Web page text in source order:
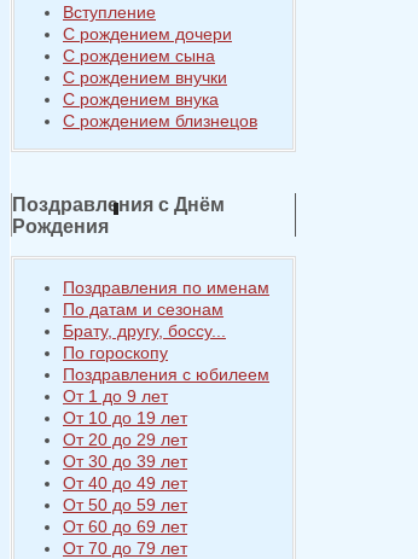
Вступление
С рождением дочери
С рождением сына
С рождением внучки
С рождением внука
С рождением близнецов
Поздравления с Днём
Рождения
Поздравления по именам
По датам и сезонам
Брату, другу, боссу...
По гороскопу
Поздравления с юбилеем
От 1 до 9 лет
От 10 до 19 лет
От 20 до 29 лет
От 30 до 39 лет
От 40 до 49 лет
От 50 до 59 лет
От 60 до 69 лет
От 70 до 79 лет